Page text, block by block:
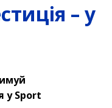
– у
у Sport